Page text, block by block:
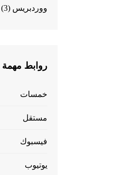
ووردبريس (3)
روابط مهمة
خمسات
مستقل
فيسبوك
يوتيوب